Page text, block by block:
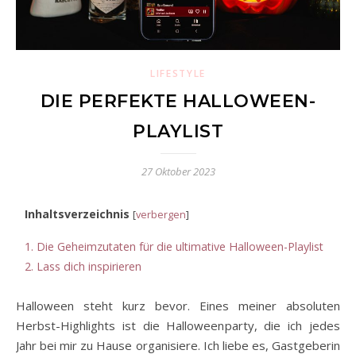
LIFESTYLE
DIE PERFEKTE HALLOWEEN-
PLAYLIST
27 Oktober 2023
Inhaltsverzeichnis [verbergen]
1. Die Geheimzutaten für die ultimative Halloween-Playlist
2. Lass dich inspirieren
Halloween steht kurz bevor. Eines meiner absoluten
Herbst-Highlights ist die Halloweenparty, die ich jedes
Jahr bei mir zu Hause organisiere. Ich liebe es, Gastgeberin